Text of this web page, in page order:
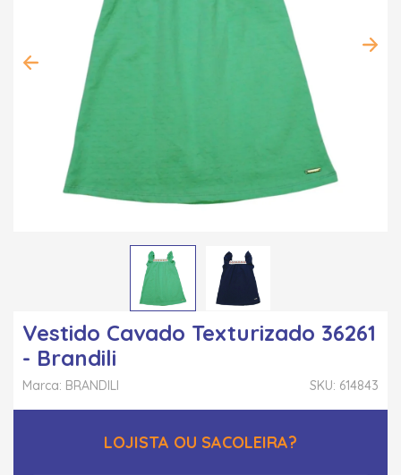
Vestido Cavado Texturizado 36261
- Brandili
SKU: 614843
Marca: BRANDILI
LOJISTA OU SACOLEIRA?